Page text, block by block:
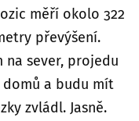
měří okolo 322
převýšení.
na sever, projedu
domů a budu mít
zvládl. Jasně.